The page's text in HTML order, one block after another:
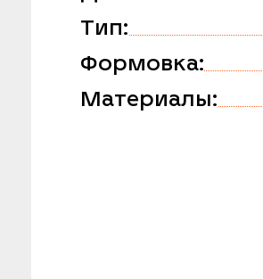
Тип:
Формовка:
Материалы: